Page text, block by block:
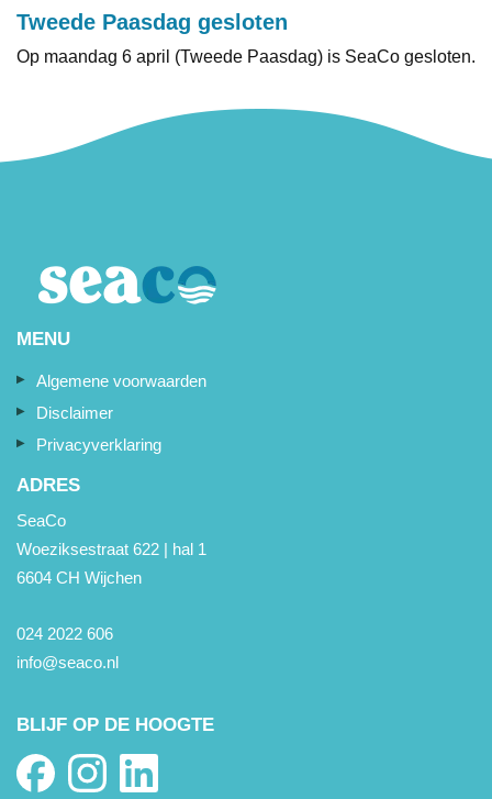
Tweede Paasdag gesloten
Op maandag 6 april (Tweede Paasdag) is SeaCo gesloten.
MENU
Algemene voorwaarden
Disclaimer
Privacyverklaring
ADRES
SeaCo
Woeziksestraat 622 | hal 1
6604 CH Wijchen
024 2022 606
info@seaco.nl
BLIJF OP DE HOOGTE